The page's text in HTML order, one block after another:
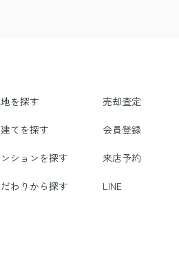
を探す 売却査定
てを探す 会員登録
ションを探す 来店予約
だわりから探す LINE